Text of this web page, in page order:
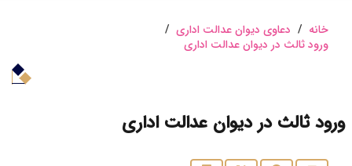
خانه / دعاوی دیوان عدالت اداری /
ورود ثالث در دیوان عدالت اداری
ورود ثالث در دیوان عدالت اداری